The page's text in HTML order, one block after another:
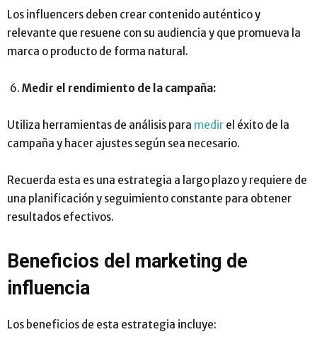
Los influencers deben crear contenido auténtico y
relevante que resuene con su audiencia y que promueva la
marca o producto de forma natural.
Medir el rendimiento de la campaña:
Utiliza herramientas de análisis para medir el éxito de la
campaña y hacer ajustes según sea necesario.
Recuerda esta es una estrategia a largo plazo y requiere de
una planificación y seguimiento constante para obtener
resultados efectivos.
Beneficios del marketing de
influencia
Los beneficios de esta estrategia incluye: